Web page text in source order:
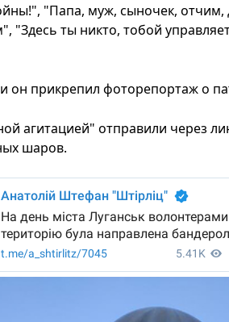
"Папа, муж, сыночек,
"Здесь ты никто, тобой
он прикрепил фоторепортаж о
агитацией" отправили через
шаров.